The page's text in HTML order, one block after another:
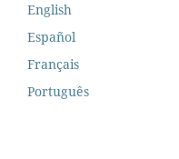
English
Español
Français
Português